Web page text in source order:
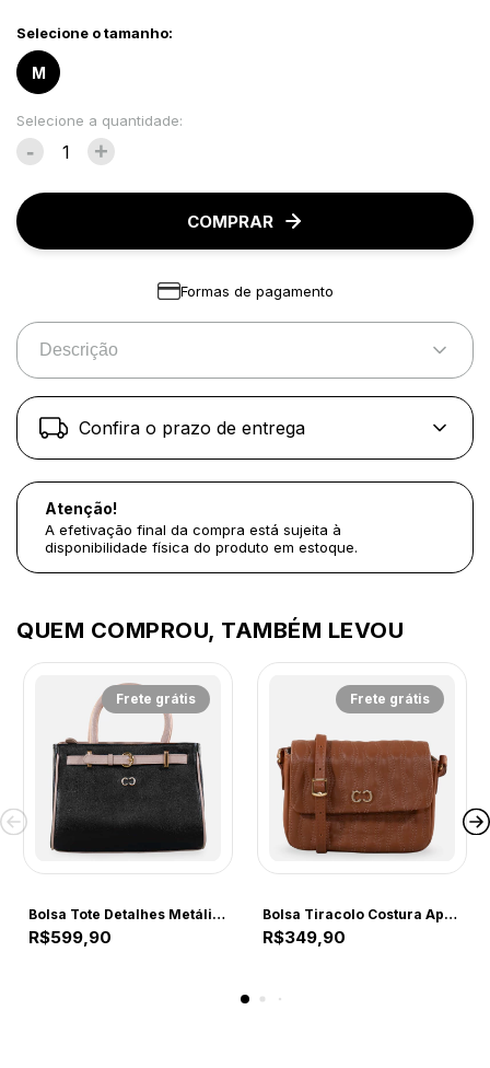
Selecione o tamanho:
M
Selecione a quantidade:
- +
COMPRAR
Formas de pagamento
Descrição
Confira o prazo de entrega
Atenção!
A efetivação final da compra está sujeita à
disponibilidade física do produto em estoque.
QUEM COMPROU, TAMBÉM LEVOU
Frete grátis
Bolsa Tote Detalhes Metálicos Preta e Nude
R$599,90
Frete grátis
Bolsa Tiracolo Costura Aparente Camel
R$349,90